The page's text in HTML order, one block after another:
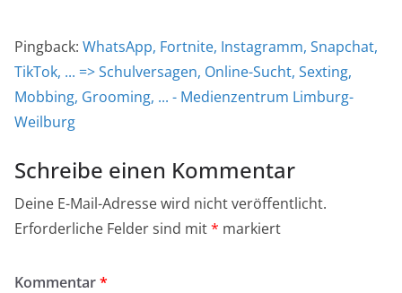
Pingback: WhatsApp, Fortnite, Instagramm, Snapchat,
TikTok, ... => Schulversagen, Online-Sucht, Sexting,
Mobbing, Grooming, ... - Medienzentrum Limburg-
Weilburg
Schreibe einen Kommentar
Deine E-Mail-Adresse wird nicht veröffentlicht.
Erforderliche Felder sind mit* markiert
Kommentar*